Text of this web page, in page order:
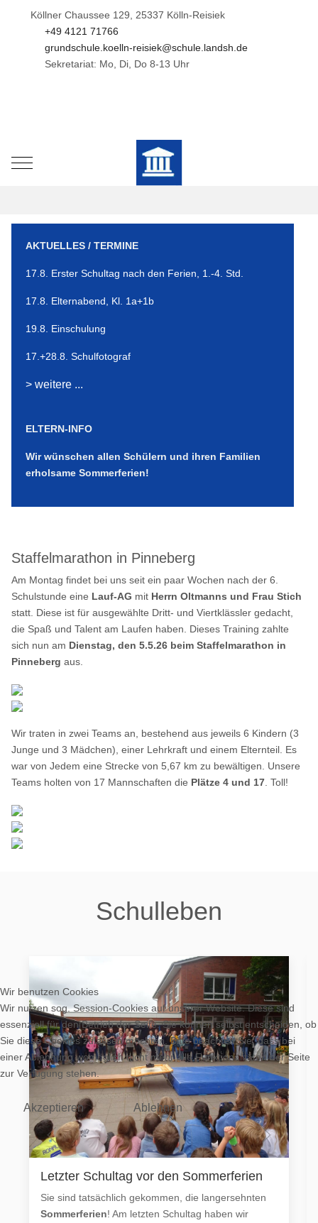
Köllner Chaussee 129, 25337 Kölln-Reisiek
+49 4121 71766
grundschule.koelln-reisiek@schule.landsh.de
Sekretariat: Mo, Di, Do 8-13 Uhr
Mobile Menu Toggle
AKTUELLES / TERMINE
17.8. Erster Schultag nach den Ferien, 1.-4. Std.
17.8. Elternabend, Kl. 1a+1b
19.8. Einschulung
17.+28.8. Schulfotograf
> weitere ...
ELTERN-INFO
Wir wünschen allen Schülern und ihren Familien
erholsame Sommerferien!
Staffelmarathon in Pinneberg
Am Montag findet bei uns seit ein paar Wochen nach der 6.
Schulstunde eine Lauf-AG mit Herrn Oltmanns und Frau Stich
statt. Diese ist für ausgewählte Dritt- und Viertklässler gedacht,
die Spaß und Talent am Laufen haben. Dieses Training zahlte
sich nun am Dienstag, den 5.5.26 beim Staffelmarathon in
Pinneberg aus.
Wir traten in zwei Teams an, bestehend aus jeweils 6 Kindern (3
Junge und 3 Mädchen), einer Lehrkraft und einem Elternteil. Es
war von Jedem eine Strecke von 5,67 km zu bewältigen. Unsere
Teams holten von 17 Mannschaften die Plätze 4 und 17 . Toll!
Schulleben
Letzter Schultag vor den Sommerferien
Sie sind tatsächlich gekommen, die langersehnten
Sommerferien! Am letzten Schultag haben wir
Wir benutzen Cookies
Wir nutzen sog. Session-Cookies auf unserer Website. Diese sind
essenziell für den Betrieb der Seite. Sie können selbst entscheiden, ob
Sie diese Cookies zulassen möchten. Bitte beachten Sie, dass bei
einer Ablehnung womöglich nicht mehr alle Funktionalitäten der Seite
zur Verfügung stehen.
Akzeptieren Ablehnen